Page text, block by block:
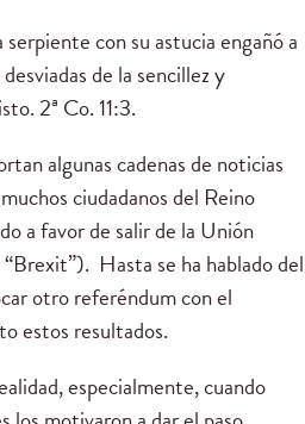
con su astucia engañó a
de la sencillez y
2ª Co. 11:3.
algunas cadenas de noticias
ciudadanos del Reino
a favor de salir de la Unión
Hasta se ha hablado del
otro referéndum con el
estos resultados.
especialmente, cuando